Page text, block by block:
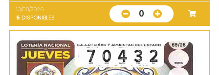
13/08/2026
5 DISPONIBLES 0